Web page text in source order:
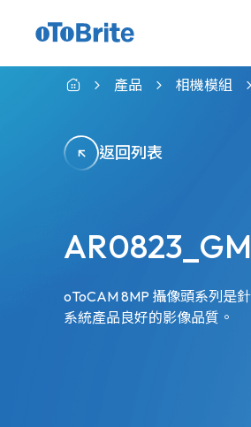
產品 相機模組
返回列表
oToCAM 8MP 攝像頭系列是
系統產品良好的影像品質。